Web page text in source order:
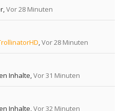
Vor 28 Minuten
,Vor 28 Minuten
Inhalte,Vor 31 Minuten
Inhalte,Vor 32 Minuten